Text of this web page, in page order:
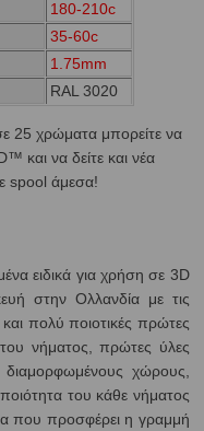
180-210c
35-60c
1.75mm
RAL 3020
25 χρώματα μπορείτε να
και να δείτε και νέα
spool άμεσα!
ειδικά για χρήση σε 3D
στην Ολλανδία με τις
πολύ ποιοτικές πρώτες
νήματος, πρώτες ύλες
διαμορφωμένους χώρους,
του κάθε νήματος
που προσφέρει η γραμμή